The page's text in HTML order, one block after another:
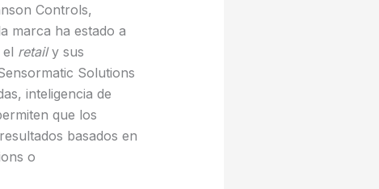
Controls,
marca ha estado a
retaily sus
Solutions
inteligencia de
que los
basados ​​en
o